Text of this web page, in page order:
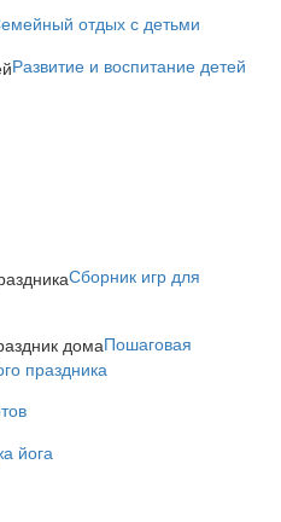
отдых с детьми
Развитие и воспитание детей
Сборник игр для
Пошаговая
праздника
йога